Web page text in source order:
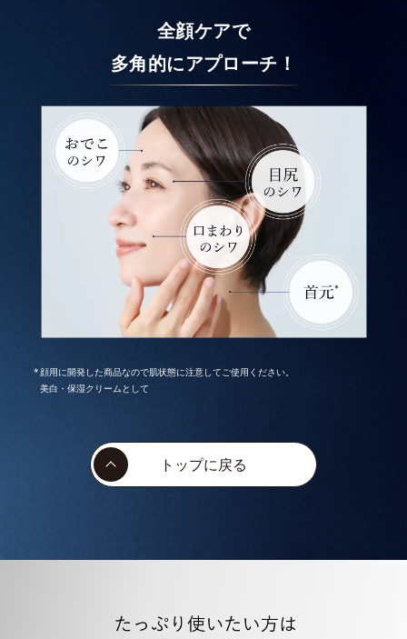
全顔ケアで
多角的にアプローチ！
顔用に開発した商品なので肌状態に注意してご使用ください。
美白・保湿クリームとして
トップに戻る